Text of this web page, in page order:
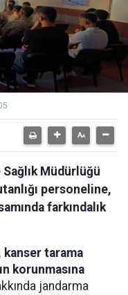
Müdürlüğü
personeline,
farkındalık
tarama
korunmasına
jandarma